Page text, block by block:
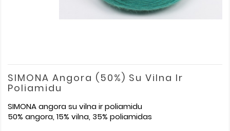
SIMONA Angora (50%) Su Vilna Ir
Poliamidu
SIMONA angora su vilna ir poliamidu
50% angora, 15% vilna, 35% poliamidas